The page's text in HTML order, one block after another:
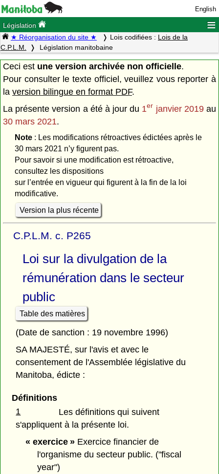
English
Législation ≡
★ Réorganisation du site ★ Lois codifiées : Lois de la
C.P.L.M.
Législation manitobaine
Ceci est une version archivée non officielle.
Pour consulter le texte officiel, veuillez vous reporter à
la version bilingue en format PDF.
La présente version a été à jour du 1er janvier 2019au
30 mars 2021.
Note: Les modifications rétroactives édictées après le
30 mars 2021 n’y figurent pas.
Pour savoir si une modification est rétroactive,
consultez les dispositions
sur l’entrée en vigueur qui figurent à la fin de la loi
modificative.
Version la plus récente
C.P.L.M. c. P265
Loi sur la divulgation de la
rémunération dans le secteur
public
Table des matières
(Date de sanction : 19 novembre 1996)
SA MAJESTÉ, sur l'avis et avec le
consentement de l'Assemblée législative du
Manitoba, édicte :
Définitions
1
Les définitions qui suivent
s'appliquent à la présente loi.
« exercice » Exercice financier de
l'organisme du secteur public. ("fiscal
year")